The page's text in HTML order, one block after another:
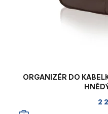
ORGANIZÉR DO
2